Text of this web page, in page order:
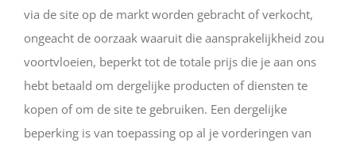
via de site op de markt worden gebracht of verkocht,
ongeacht de oorzaak waaruit die aansprakelijkheid zou
voortvloeien, beperkt tot de totale prijs die je aan ons
hebt betaald om dergelijke producten of diensten te
kopen of om de site te gebruiken. Een dergelijke
beperking is van toepassing op al je vorderingen van